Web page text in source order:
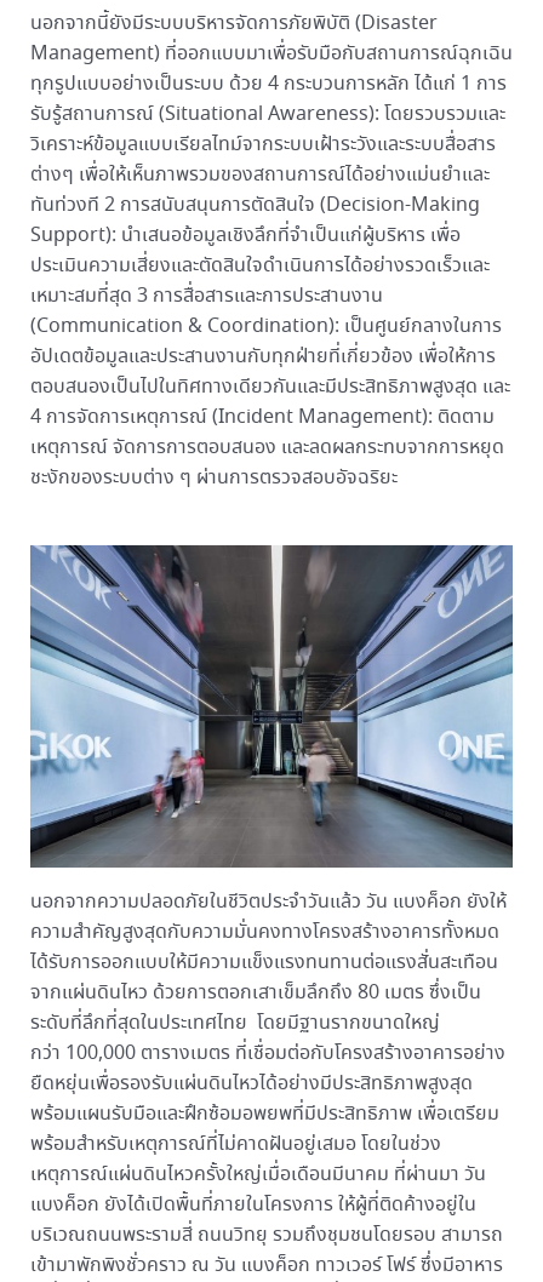
นอกจากนี้ยังมีระบบบริหารจัดการภัยพิบัติ (Disaster
Management) ที่ออกแบบมาเพื่อรับมือกับสถานการณ์ฉุกเฉิน
ทุกรูปแบบอย่างเป็นระบบ ด้วย 4 กระบวนการหลัก ได้แก่ 1 การ
รับรู้สถานการณ์ (Situational Awareness): โดยรวบรวมและ
วิเคราะห์ข้อมูลแบบเรียลไทม์จากระบบเฝ้าระวังและระบบสื่อสาร
ต่างๆ เพื่อให้เห็นภาพรวมของสถานการณ์ได้อย่างแม่นยำและ
ทันท่วงที 2 การสนับสนุนการตัดสินใจ (Decision-Making
Support): นำเสนอข้อมูลเชิงลึกที่จำเป็นแก่ผู้บริหาร เพื่อ
ประเมินความเสี่ยงและตัดสินใจดำเนินการได้อย่างรวดเร็วและ
เหมาะสมที่สุด 3 การสื่อสารและการประสานงาน
(Communication & Coordination): เป็นศูนย์กลางในการ
อัปเดตข้อมูลและประสานงานกับทุกฝ่ายที่เกี่ยวข้อง เพื่อให้การ
ตอบสนองเป็นไปในทิศทางเดียวกันและมีประสิทธิภาพสูงสุด และ
4 การจัดการเหตุการณ์ (Incident Management): ติดตาม
เหตุการณ์ จัดการการตอบสนอง และลดผลกระทบจากการหยุด
ชะงักของระบบต่าง ๆ ผ่านการตรวจสอบอัจฉริยะ
นอกจากความปลอดภัยในชีวิตประจำวันแล้ว วัน แบงค็อก ยังให้
ความสำคัญสูงสุดกับความมั่นคงทางโครงสร้างอาคารทั้งหมด
ได้รับการออกแบบให้มีความแข็งแรงทนทานต่อแรงสั่นสะเทือน
จากแผ่นดินไหว ด้วยการตอกเสาเข็มลึกถึง 80 เมตร ซึ่งเป็น
ระดับที่ลึกที่สุดในประเทศไทย โดยมีฐานรากขนาดใหญ่
กว่า 100,000 ตารางเมตร ที่เชื่อมต่อกับโครงสร้างอาคารอย่าง
ยืดหยุ่นเพื่อรองรับแผ่นดินไหวได้อย่างมีประสิทธิภาพสูงสุด
พร้อมแผนรับมือและฝึกซ้อมอพยพที่มีประสิทธิภาพ เพื่อเตรียม
พร้อมสำหรับเหตุการณ์ที่ไม่คาดฝันอยู่เสมอ โดยในช่วง
เหตุการณ์แผ่นดินไหวครั้งใหญ่เมื่อเดือนมีนาคม ที่ผ่านมา วัน
แบงค็อก ยังได้เปิดพื้นที่ภายในโครงการ ให้ผู้ที่ติดค้างอยู่ใน
บริเวณถนนพระรามสี่ ถนนวิทยุ รวมถึงชุมชนโดยรอบ สามารถ
เข้ามาพักพิงชั่วคราว ณ วัน แบงค็อก ทาวเวอร์ โฟร์ ซึ่งมีอาหาร